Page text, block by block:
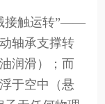
接触运转”——
轴承支撑转
润滑）；而
于空中（悬